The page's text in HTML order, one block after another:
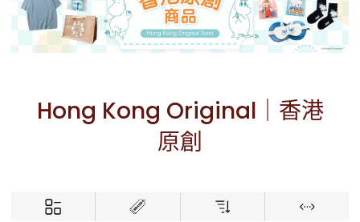
Hong Kong Original｜香港
原創